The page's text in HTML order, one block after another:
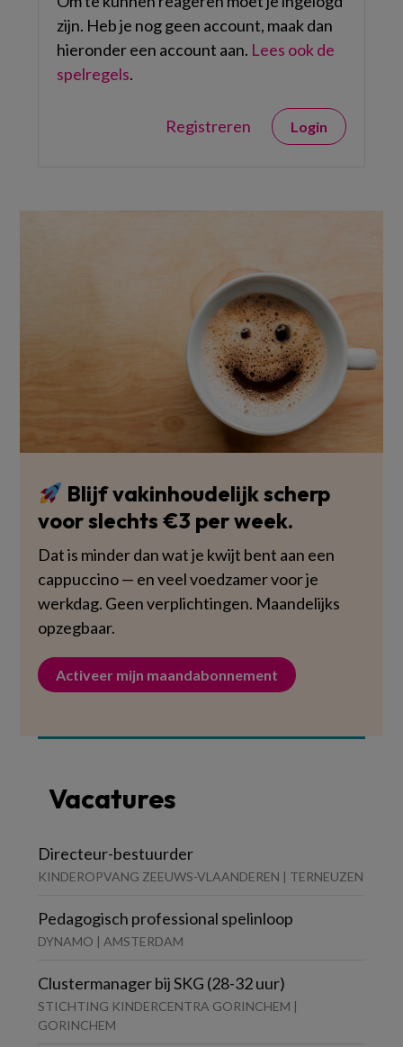
zijn. Heb je nog geen account, maak dan
hieronder een account aan. Lees ook de
spelregels.
Registreren Login
Blijf vakinhoudelijk scherp
voor slechts €3 per week.
Dat is minder dan wat je kwijt bent aan een
cappuccino — en veel voedzamer voor je
werkdag. Geen verplichtingen. Maandelijks
opzegbaar.
Activeer mijn maandabonnement
Vacatures
Directeur-bestuurder
KINDEROPVANG ZEEUWS-VLAANDEREN | TERNEUZEN
Pedagogisch professional spelinloop
DYNAMO | AMSTERDAM
Clustermanager bij SKG (28-32 uur)
STICHTING KINDERCENTRA GORINCHEM |
GORINCHEM